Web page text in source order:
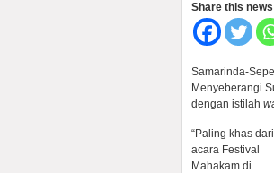
Share this news
Samarinda-
Menyeberangi
dengan istilah
“Paling khas dari
acara Festival
Mahakam di